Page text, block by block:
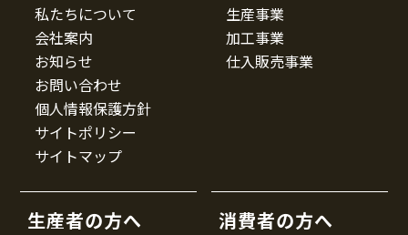
私たちについて
会社案内
お知らせ
お問い合わせ
個人情報保護方針
サイトポリシー
サイトマップ
生産事業
加工事業
仕入販売事業
生産者の方へ 消費者の方へ